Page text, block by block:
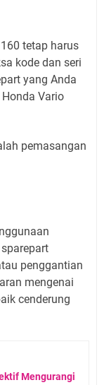
tetap harus
kode dan seri
yang Anda
Vario
pemasangan
penggantian
mengenai
cenderung
Mengurangi